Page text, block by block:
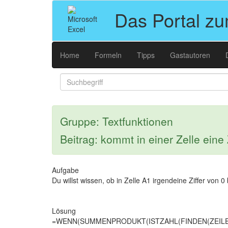
Das Portal
Home Formeln Tipps Gastautoren
Gruppe: Textfunktionen
Beitrag: kommt in einer Zelle eine
Aufgabe
Du willst wissen, ob in Zelle A1 irgendeine Ziffer von
Lösung